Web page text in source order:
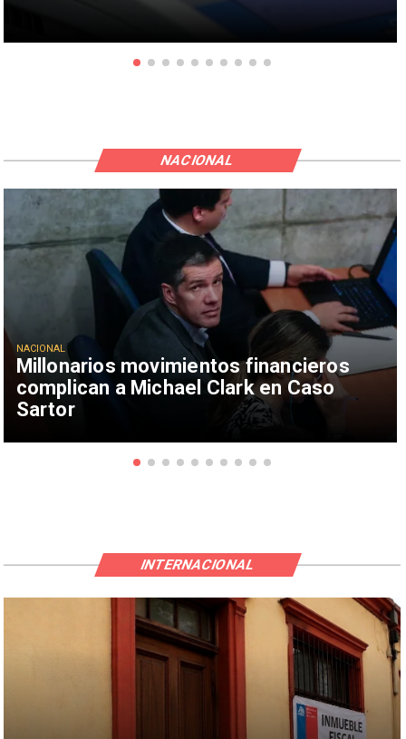
Millonarios movimientos financieros
complican a Michael Clark en Caso
Sartor
NACIONAL
NACIONAL
INTERNACIONAL